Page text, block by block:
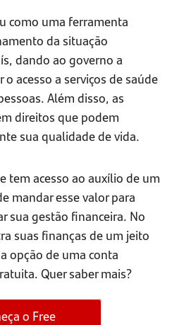
como uma ferramenta
da situação
dando ao governo a
acesso a serviços de saúde
Além disso, as
direitos que podem
sua qualidade de vida.
tem acesso ao auxílio de um
mandar esse valor para
sua gestão financeira. No
suas finanças de um jeito
opção de uma conta
Quer saber mais?
o Free